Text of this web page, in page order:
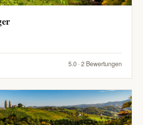
5.0 · 2 Bewertungen